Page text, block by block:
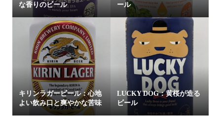
な香りのビール
ール
キリンラガービール：心地
よい飲み口と爽やかな苦味
LUCKY DOG：黄桜が造る
ビール